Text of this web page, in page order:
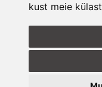
kust meie